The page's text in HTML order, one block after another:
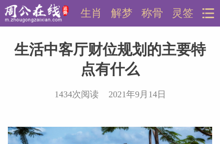
灵签
称骨
解梦
生肖
生活中客厅财位规划的主要特
点有什么
1434次阅读 2021年9月14日